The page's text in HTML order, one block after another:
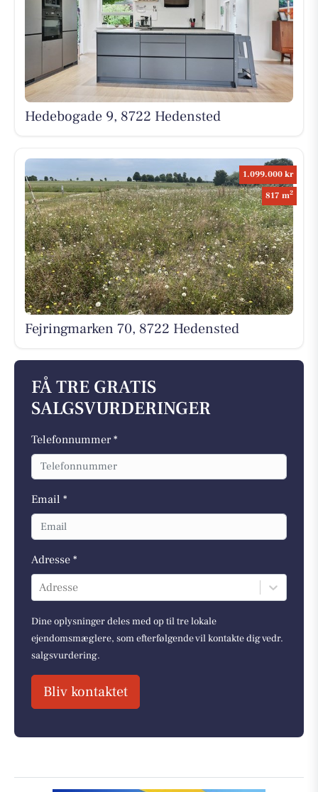
Hedebogade 9, 8722 Hedensted
1.099.000 kr
817 m2
Fejringmarken 70, 8722 Hedensted
FÅ TRE GRATIS
SALGSVURDERINGER
Telefonnummer *
Email *
Adresse *
Adresse
Dine oplysninger deles med op til tre lokale
ejendomsmæglere, som efterfølgende vil kontakte dig vedr.
salgsvurdering.
Bliv kontaktet